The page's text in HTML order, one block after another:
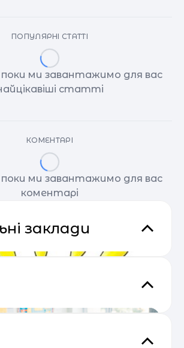
ПОПУЛЯРНІ СТАТТІ
ми завантажимо для вас
статті
КОМЕНТАРІ
ми завантажимо для вас
коментарі
заклади